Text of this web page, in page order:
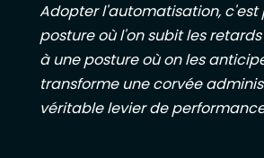
Adopter l'automatisation, c'est
posture où l'on subit les
à une posture où on les
transforme une corvée
véritable levier de